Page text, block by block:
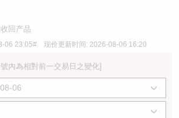
回产品
06 23:05# 现价更新时间: 2026-08-06 16:20
內為相對前一交易日之變化]